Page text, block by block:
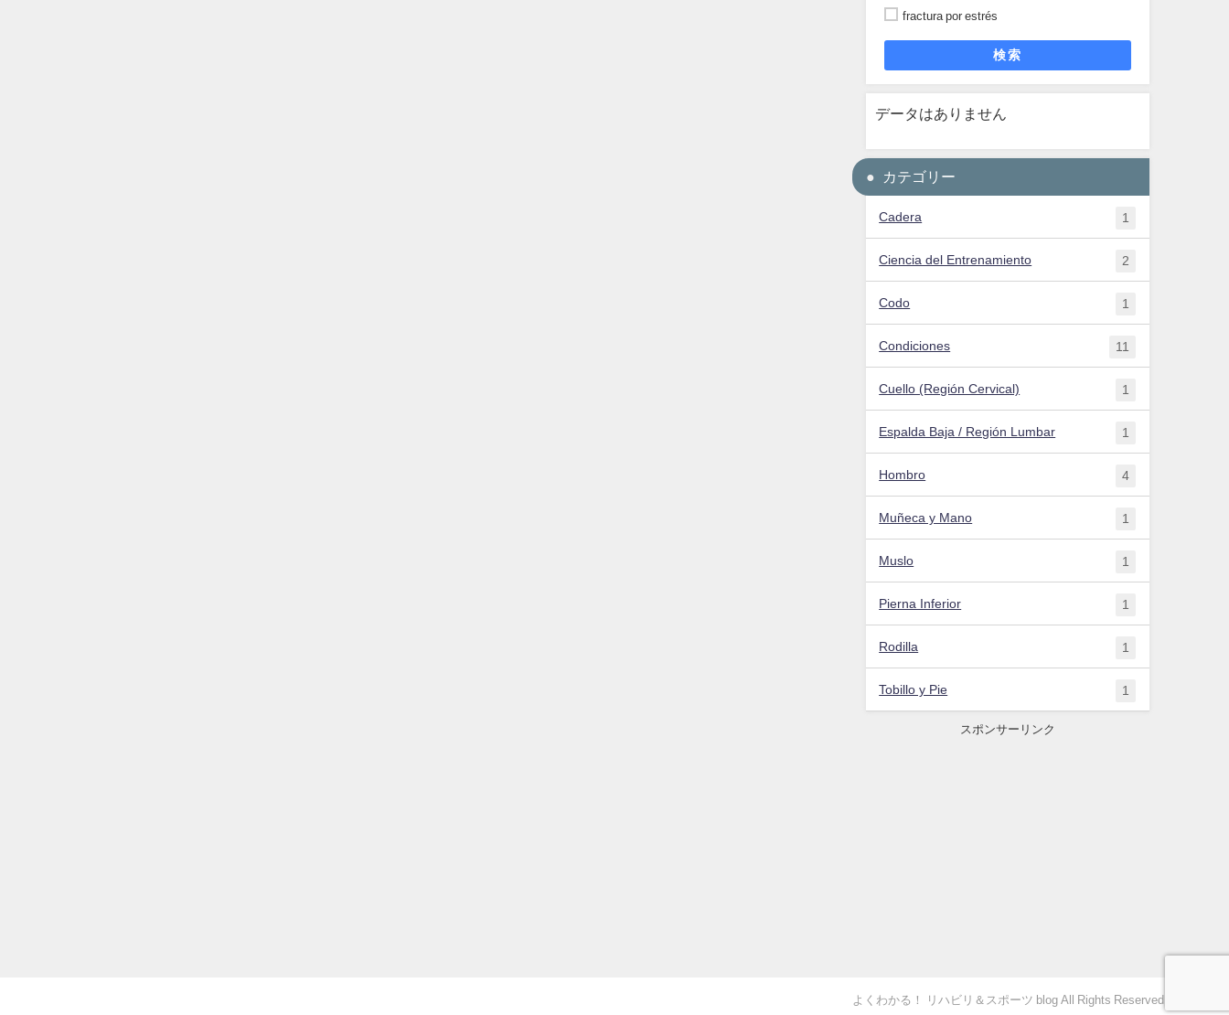
fractura por estrés
検索
データはありません
カテゴリー
Cadera 1
Ciencia del Entrenamiento 2
Codo 1
Condiciones 11
Cuello (Región Cervical) 1
Espalda Baja / Región Lumbar 1
Hombro 4
Muñeca y Mano 1
Muslo 1
Pierna Inferior 1
Rodilla 1
Tobillo y Pie 1
スポンサーリンク
よくわかる！ リハビリ＆スポーツ blog All Rights Reserved.